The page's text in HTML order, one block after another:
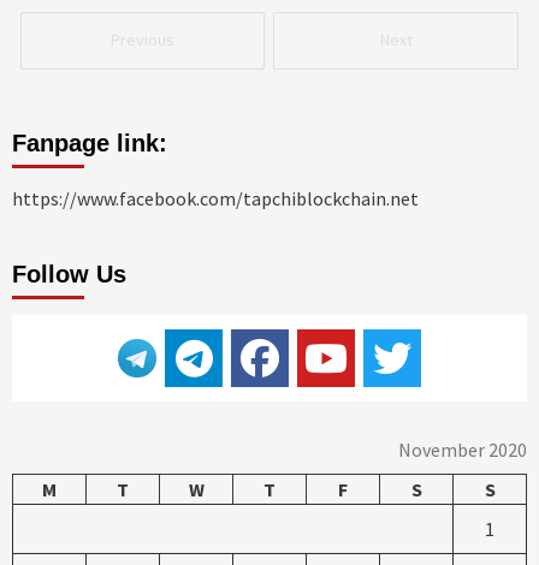
Previous Next
Fanpage link:
https://www.facebook.com/tapchiblockchain.net
Follow Us
November 2020
M
T W T F S
S
1